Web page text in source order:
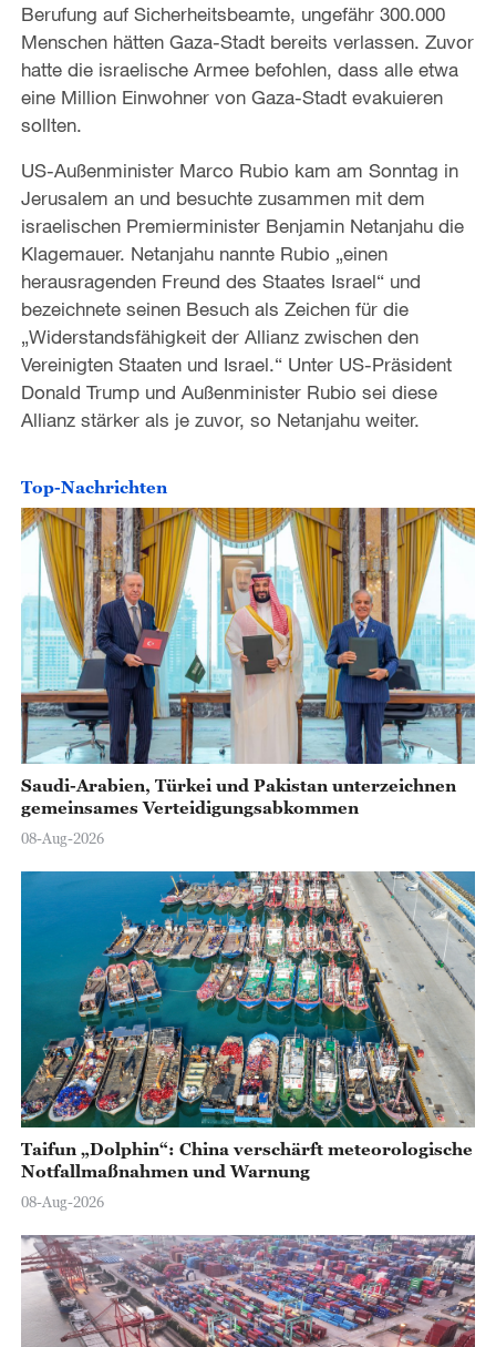
Berufung auf Sicherheitsbeamte, ungefähr 300.000
Menschen hätten Gaza-Stadt bereits verlassen. Zuvor
hatte die israelische Armee befohlen, dass alle etwa
eine Million Einwohner von Gaza-Stadt evakuieren
sollten.
US-Außenminister Marco Rubio kam am Sonntag in
Jerusalem an und besuchte zusammen mit dem
israelischen Premierminister Benjamin Netanjahu die
Klagemauer. Netanjahu nannte Rubio „einen
herausragenden Freund des Staates Israel“ und
bezeichnete seinen Besuch als Zeichen für die
„Widerstandsfähigkeit der Allianz zwischen den
Vereinigten Staaten und Israel.“ Unter US-Präsident
Donald Trump und Außenminister Rubio sei diese
Allianz stärker als je zuvor, so Netanjahu weiter.
Top-Nachrichten
Saudi-Arabien, Türkei und Pakistan unterzeichnen
gemeinsames Verteidigungsabkommen
08-Aug-2026
Taifun „Dolphin“: China verschärft meteorologische
Notfallmaßnahmen und Warnung
08-Aug-2026